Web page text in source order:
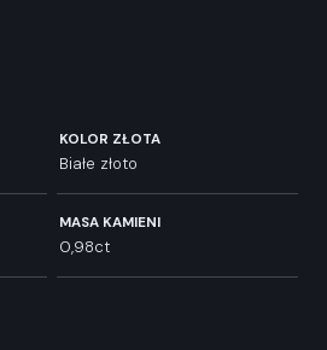
KOLOR ZŁOTA
Białe złoto
MASA KAMIENI
0,98ct